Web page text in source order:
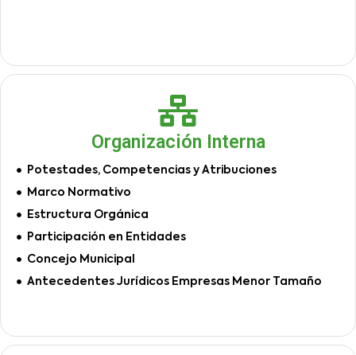
Organización Interna
Potestades, Competencias y Atribuciones
Marco Normativo
Estructura Orgánica
Participación en Entidades
Concejo Municipal
Antecedentes Jurídicos Empresas Menor Tamaño